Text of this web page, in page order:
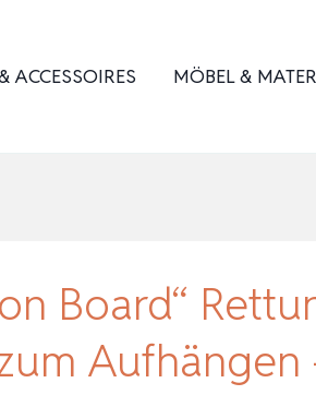
ACCESSOIRES MÖBEL &
Board“